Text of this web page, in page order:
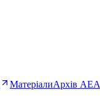
МатеріалиАрхів